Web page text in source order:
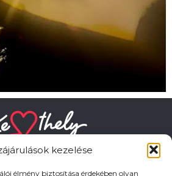
kezelése
élmény biztosítása érdekében olyan